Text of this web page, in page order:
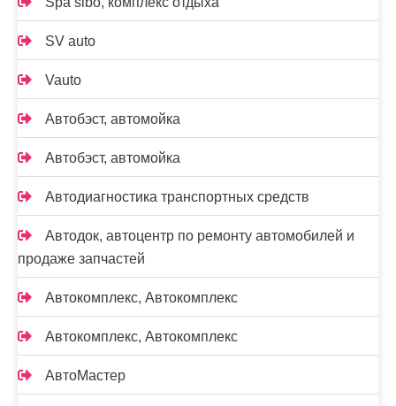
SV auto
Vauto
Автобэст, автомойка
Автобэст, автомойка
Автодиагностика транспортных средств
Автодок, автоцентр по ремонту автомобилей и
продаже запчастей
Автокомплекс, Автокомплекс
Автокомплекс, Автокомплекс
АвтоМастер